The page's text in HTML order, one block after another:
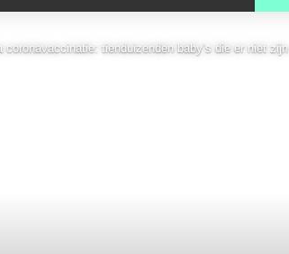
coronavaccinatie: tienduizenden baby’s die er niet zijn